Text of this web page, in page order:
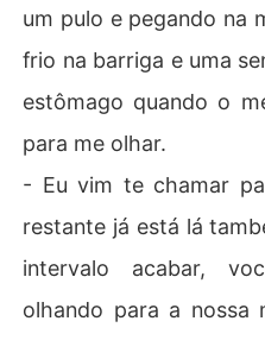
um pulo e pegando na
frio na barriga e uma
estômago quando o
para me olhar.
- Eu vim te chamar
restante já está lá
intervalo acabar,
olhando para a nossa